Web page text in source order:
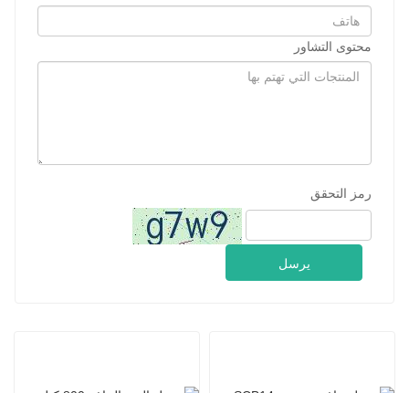
محتوى التشاور
رمز التحقق
يرسل